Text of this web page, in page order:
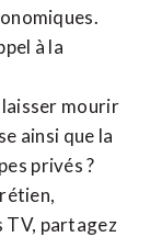
à la
mourir
ainsi que la
privés ?
TV, partagez